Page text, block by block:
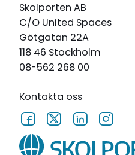
Skolporten AB
C/O United Spaces
Götgatan 22A
118 46 Stockholm
08-562 268 00
Kontakta oss